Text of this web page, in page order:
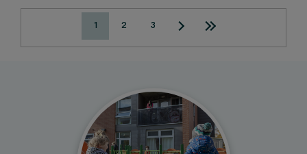
1 2 3